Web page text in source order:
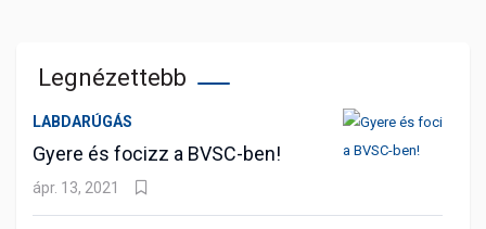
Legnézettebb
LABDARÚGÁS
Gyere és focizz a BVSC-ben!
ápr. 13, 2021